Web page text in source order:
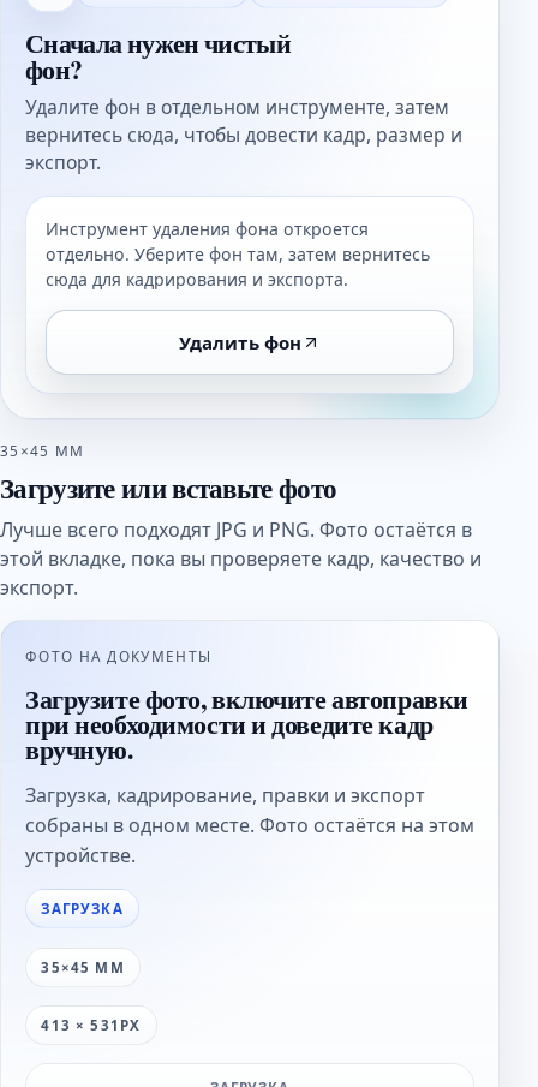
Сначала нужен чистый
фон?
Удалите фон в отдельном инструменте, затем
вернитесь сюда, чтобы довести кадр, размер и
экспорт.
Инструмент удаления фона откроется
отдельно. Уберите фон там, затем вернитесь
сюда для кадрирования и экспорта.
Удалить фон
35×45 ММ
Загрузите или вставьте фото
Лучше всего подходят JPG и PNG. Фото остаётся в
этой вкладке, пока вы проверяете кадр, качество и
экспорт.
ФОТО НА ДОКУМЕНТЫ
Загрузите фото, включите автоправки
при необходимости и доведите кадр
вручную.
Загрузка, кадрирование, правки и экспорт
собраны в одном месте. Фото остаётся на этом
устройстве.
ЗАГРУЗКА
35×45 ММ
413 × 531PX